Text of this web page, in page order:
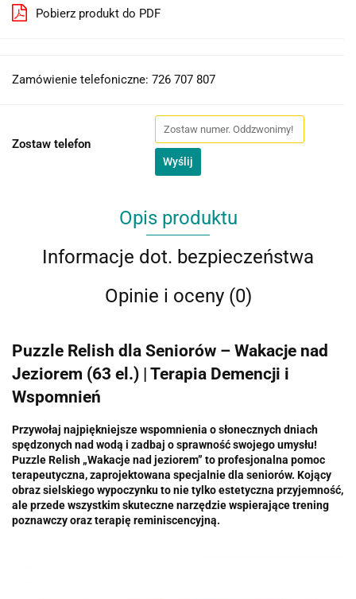
Pobierz produkt do PDF
Zamówienie telefoniczne: 726 707 807
Zostaw telefon
Wyślij
Opis produktu
Informacje dot. bezpieczeństwa
Opinie i oceny (0)
Puzzle Relish dla Seniorów – Wakacje nad
Jeziorem (63 el.) | Terapia Demencji i
Wspomnień
Przywołaj najpiękniejsze wspomnienia o słonecznych dniach
spędzonych nad wodą i zadbaj o sprawność swojego umysłu!
Puzzle Relish „Wakacje nad jeziorem” to profesjonalna pomoc
terapeutyczna, zaprojektowana specjalnie dla seniorów. Kojący
obraz sielskiego wypoczynku to nie tylko estetyczna przyjemność,
ale przede wszystkim skuteczne narzędzie wspierające trening
poznawczy oraz terapię reminiscencyjną.